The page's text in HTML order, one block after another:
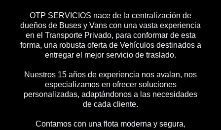
OTP SERVICIOS nace de la centralización de
dueños de Buses y Vans con una vasta experiencia
en el Transporte Privado, para conformar de esta
forma, una robusta oferta de Vehículos destinados a
entregar el mejor servicio de traslado.
Nuestros 15 años de experiencia nos avalan, nos
especializamos en ofrecer soluciones
personalizadas, adaptándonos a las necesidades
de cada cliente.
Contamos con una flota moderna y segura,